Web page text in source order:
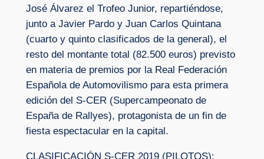
José Álvarez el Trofeo Junior, repartiéndose,
junto a Javier Pardo y Juan Carlos Quintana
(cuarto y quinto clasificados de la general), el
resto del montante total (82.500 euros) previsto
en materia de premios por la Real Federación
Española de Automovilismo para esta primera
edición del S-CER (Supercampeonato de
España de Rallyes), protagonista de un fin de
fiesta espectacular en la capital.
CLASIFICACIÓN S-CER 2019 (PILOTOS):